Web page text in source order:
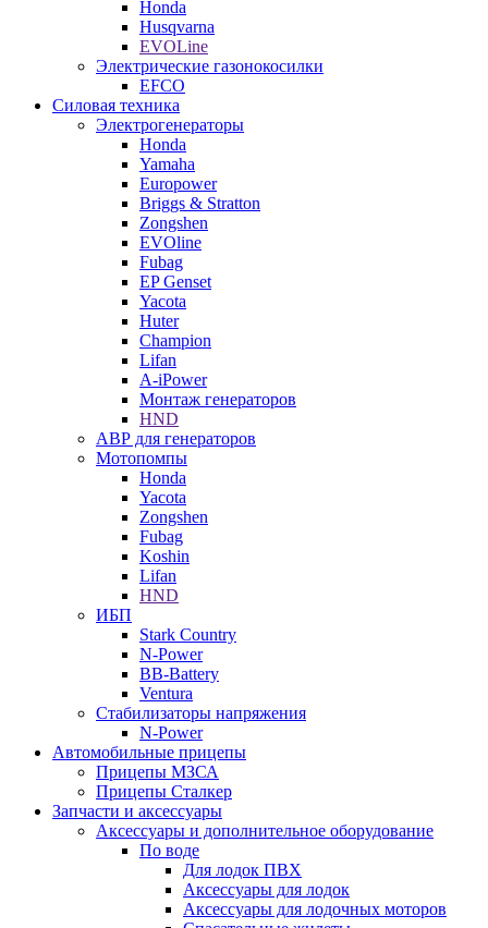
Honda
Husqvarna
EVOLine
Электрические газонокосилки
EFCO
Силовая техника
Электрогенераторы
Honda
Yamaha
Europower
Briggs & Stratton
Zongshen
EVOline
Fubag
EP Genset
Yacota
Huter
Champion
Lifan
A-iPower
Монтаж генераторов
HND
АВР для генераторов
Мотопомпы
Honda
Yacota
Zongshen
Fubag
Koshin
Lifan
HND
ИБП
Stark Country
N-Power
BB-Battery
Ventura
Стабилизаторы напряжения
N-Power
Автомобильные прицепы
Прицепы МЗСА
Прицепы Сталкер
Запчасти и аксессуары
Аксессуары и дополнительное оборудование
По воде
Для лодок ПВХ
Аксессуары для лодок
Аксессуары для лодочных моторов